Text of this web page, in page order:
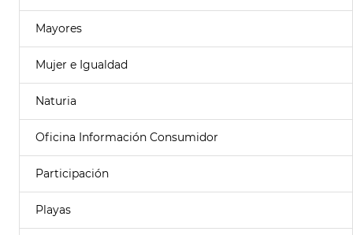
Mayores
Mujer e Igualdad
Naturia
Oficina Información Consumidor
Participación
Playas